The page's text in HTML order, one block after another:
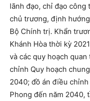
lãnh đạo, chỉ đạo công
chủ trương, định
Bộ Chính trị. Khẩn
Khánh Hòa thời kỳ
và các quy hoạch
chỉnh Quy hoạch
2040; đồ án điều
Phong đến năm 2040,